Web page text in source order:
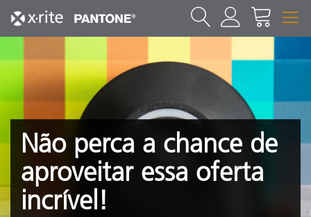
Não perca a chance de
aproveitar essa oferta
incrível!